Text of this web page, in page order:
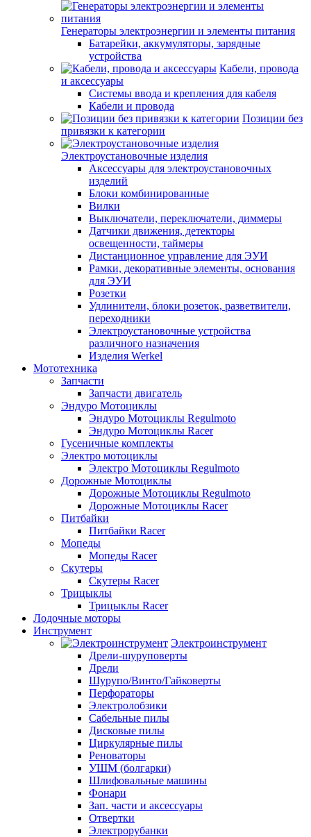
Генераторы электроэнергии и элементы питания
Батарейки, аккумуляторы, зарядные
устройства
Кабели, провода
и аксессуары
Системы ввода и крепления для кабеля
Кабели и провода
Позиции без
привязки к категории
Электроустановочные изделия
Аксессуары для электроустановочных
изделий
Блоки комбинированные
Вилки
Выключатели, переключатели, диммеры
Датчики движения, детекторы
освещенности, таймеры
Дистанционное управление для ЭУИ
Рамки, декоративные элементы, основания
для ЭУИ
Розетки
Удлинители, блоки розеток, разветвители,
переходники
Электроустановочные устройства
различного назначения
Изделия Werkel
Мототехника
Запчасти
Запчасти двигатель
Эндуро Мотоциклы
Эндуро Мотоциклы Regulmoto
Эндуро Мотоциклы Racer
Гусеничные комплекты
Электро мотоциклы
Электро Мотоциклы Regulmoto
Дорожные Мотоциклы
Дорожные Мотоциклы Regulmoto
Дорожные Мотоциклы Racer
Питбайки
Питбайки Racer
Мопеды
Мопеды Racer
Скутеры
Скутеры Racer
Трицыклы
Трицыклы Racer
Лодочные моторы
Инструмент
Электроинструмент
Дрели-шуруповерты
Дрели
Шурупо/Винто/Гайковерты
Перфораторы
Электролобзики
Сабельные пилы
Дисковые пилы
Циркулярные пилы
Реноваторы
УШМ (болгарки)
Шлифовальные машины
Фонари
Зап. части и аксессуары
Отвертки
Электрорубанки